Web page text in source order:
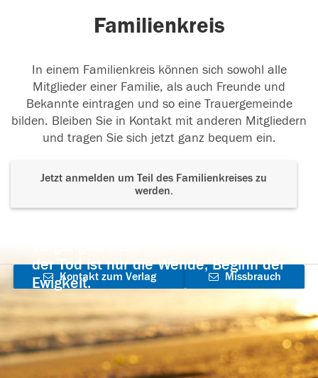
Familienkreis
In einem Familienkreis können sich sowohl alle
Mitglieder einer Familie, als auch Freunde und
Bekannte eintragen und so eine Trauergemeinde
bilden. Bleiben Sie in Kontakt mit anderen Mitgliedern
und tragen Sie sich jetzt ganz bequem ein.
Jetzt anmelden um Teil des Familienkreises zu
werden.
der Tod ist nur die Wende, Beginn der
Ewigkeit.
Kontakt zum Verlag
aufnehmen
Missbrauch